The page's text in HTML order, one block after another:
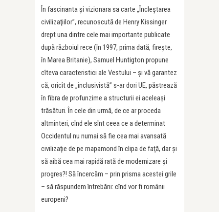
În fascinanta şi vizionara sa carte „Încleştarea
civilizaţiilor”, recunoscută de Henry Kissinger
drept una dintre cele mai importante publicate
după războiul rece (în 1997, prima dată, fireşte,
în Marea Britanie), Samuel Huntigton propune
cîteva caracteristici ale Vestului – şi vă garantez
că, oricît de „inclusivistă” s-ar dori UE, păstrează
în fibra de profunzime a structurii ei aceleaşi
trăsături. În cele din urmă, de ce ar proceda
altminteri, cînd ele sînt ceea ce a determinat
Occidentul nu numai să fie cea mai avansată
civilizaţie de pe mapamond în clipa de faţă, dar şi
să aibă cea mai rapidă rată de modernizare şi
progres?! Să încercăm – prin prisma acestei grile
– să răspundem întrebării: cînd vor fi românii
europeni?